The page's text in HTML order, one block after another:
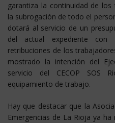
garantiza la continuidad de
la subrogación de todo el
dotará al servicio de un
del actual expediente
retribuciones de los
mostrado la intención del
servicio del CECOP SOS
equipamiento de trabajo.
Hay que destacar que la
Emergencias de La Rioja ya